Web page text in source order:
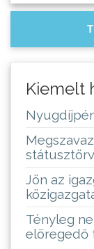
Kiemelt
Jön az
Tényleg
elöregedő